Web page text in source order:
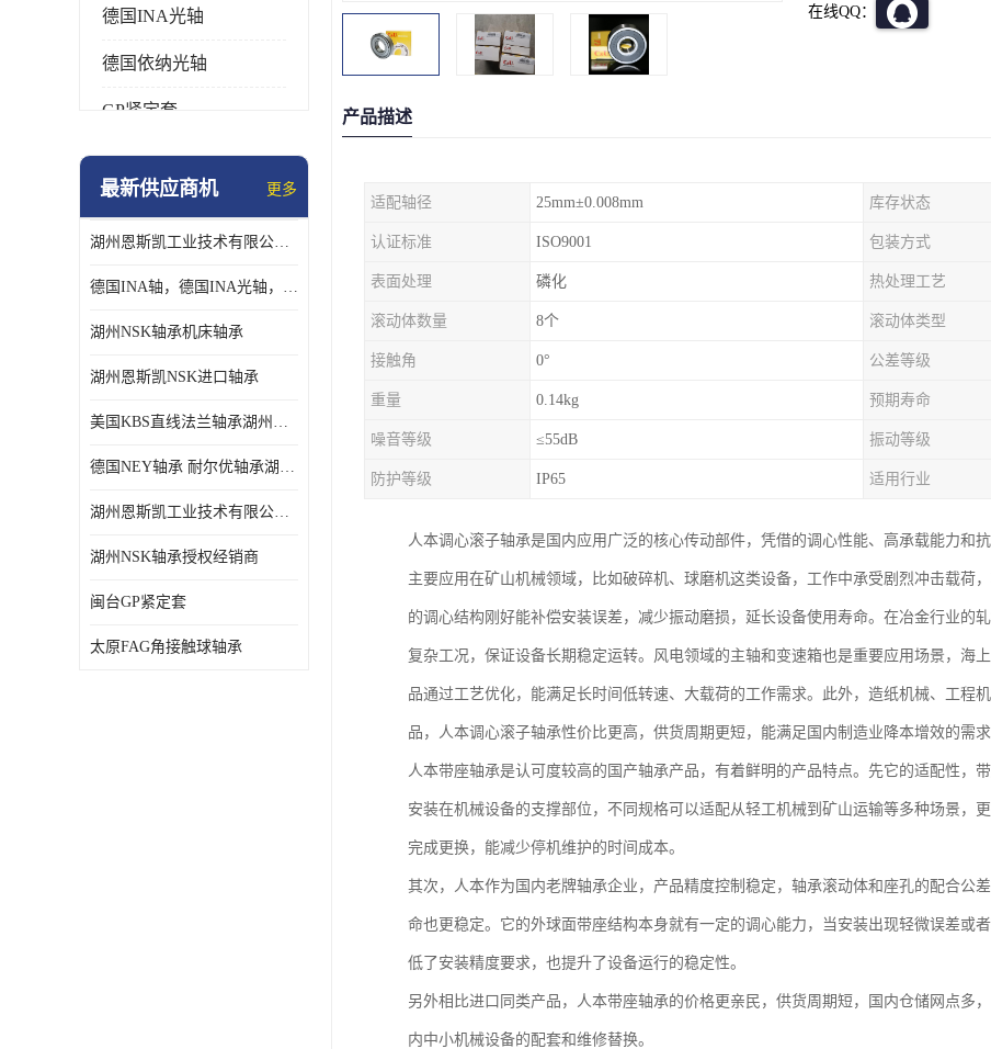
德国INA光轴
德国依纳光轴
GP紧定套
SKF轴承
日本NSK进口轴承
德国INA进口轴承
最新供应商机 更多
湖州恩斯凯工业技术有限公司 湖州NSK轴承
德国INA轴，德国INA光轴，德国依纳光轴
湖州NSK轴承机床轴承
湖州恩斯凯NSK进口轴承
美国KBS直线法兰轴承湖州KBS轴承
德国NEY轴承 耐尔优轴承湖州代理商
湖州恩斯凯工业技术有限公司NSK轴承*经销商
湖州NSK轴承授权经销商
闽台GP紧定套
太原FAG角接触球轴承
在线QQ：
产品描述
适配轴径 25mm±0.008mm 库存状态
认证标准 ISO9001 包装方式
表面处理 磷化 热处理工艺
滚动体数量 8个 滚动体类型
接触角 0° 公差等级
重量 0.14kg 预期寿命
噪音等级 ≤55dB 振动等级
防护等级 IP65 适用行业
人本调心滚子轴承是国内应用广泛的核心传动部件，凭借的调心性能、高承载能力和
主要应用在矿山机械领域，比如破碎机、球磨机这类设备，工作中承受剧烈冲击载荷
的调心结构刚好能补偿安装误差，减少振动磨损，延长设备使用寿命。在冶金行业的
复杂工况，保证设备长期稳定运转。风电领域的主轴和变速箱也是重要应用场景，海
品通过工艺优化，能满足长时间低转速、大载荷的工作需求。此外，造纸机械、工程
品，人本调心滚子轴承性价比更高，供货周期更短，能满足国内制造业降本增效的需
人本带座轴承是认可度较高的国产轴承产品，有着鲜明的产品特点。先它的适配性，
安装在机械设备的支撑部位，不同规格可以适配从轻工机械到矿山运输等多种场景，
完成更换，能减少停机维护的时间成本。
其次，人本作为国内老牌轴承企业，产品精度控制稳定，轴承滚动体和座孔的配合公
命也更稳定。它的外球面带座结构本身就有一定的调心能力，当安装出现轻微误差或
低了安装精度要求，也提升了设备运行的稳定性。
另外相比进口同类产品，人本带座轴承的价格更亲民，供货周期短，国内仓储网点多
内中小机械设备的配套和维修替换。